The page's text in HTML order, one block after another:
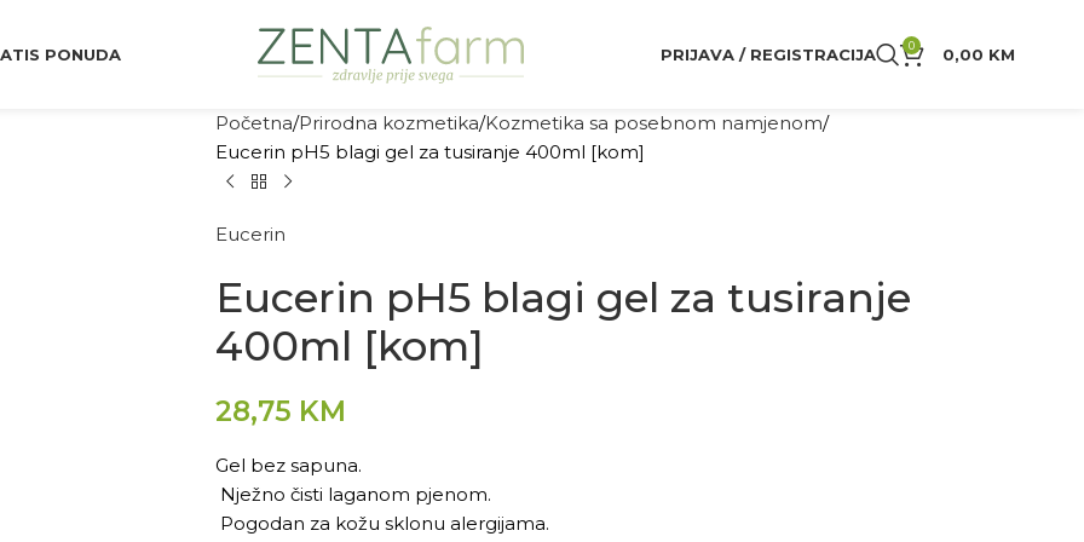
PONUDA PRIJAVA / REGISTRACIJA 0 0,00 KM
Početna Prirodna kozmetika Kozmetika sa posebnom namjenom
Eucerin pH5 blagi gel za tusiranje 400ml [kom]
Eucerin
Eucerin pH5 blagi gel za tusiranje
400ml [kom]
28,75 KM
Gel bez sapuna.
Nježno čisti laganom pjenom.
Pogodan za kožu sklonu alergijama.